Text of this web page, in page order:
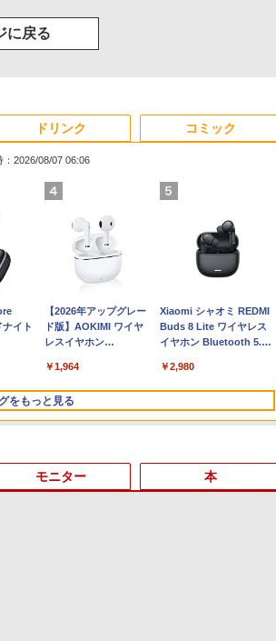
に戻る
：2026/08/07 06:06
イト
【2026年アップグレー
ド版】AOKIMI ワイヤ
レスイヤホン
V12 小型軽量 ブルート
ゥースHi-Fi 最大36時間
再生 ぶるーとゅーす コ
ードレス ENCノイズキ
イク付き 防水 タッチ式
音量調整 スポーツ/通
￥1,964
Xiaomi シャオミ REDMI
Buds 8 Lite ワイヤレス
イヤホン Bluetooth 5.4
ANC 36時間再生
￥2,980
をもっと見る
ドリンク コミック
モニター 本